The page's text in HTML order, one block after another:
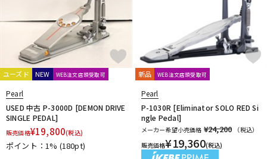
ユーズド NEW WEB注文店頭受取可
Pearl
USED 中古 P-3000D [DEMON DRIVE
SINGLE PEDAL]
販売価格¥19,800(税込)
ポイント：1% (180pt)
新品 WEB注文店頭受取可
Pearl
P-1030R [Eliminator SOLO RED Si
ngle Pedal]
メーカー希望小売価格 ¥24,200
（税込）
販売価格¥19,360(税込)